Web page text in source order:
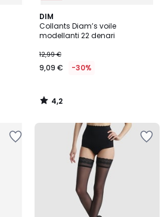
DIM
Collants Diam’s voile
modellanti 22 denari
12,99 €
9,09 € -30%
4,2
/ 5
4,2
/